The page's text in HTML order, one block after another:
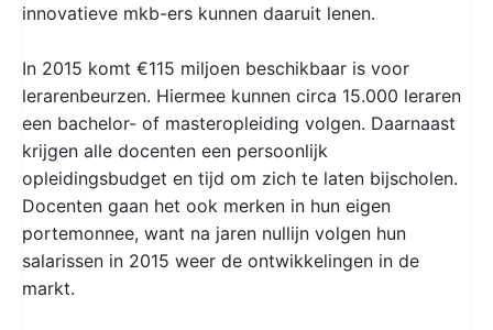
innovatieve mkb-ers kunnen daaruit lenen.
In 2015 komt €115 miljoen beschikbaar is voor
lerarenbeurzen. Hiermee kunnen circa 15.000 leraren
een bachelor- of masteropleiding volgen. Daarnaast
krijgen alle docenten een persoonlijk
opleidingsbudget en tijd om zich te laten bijscholen.
Docenten gaan het ook merken in hun eigen
portemonnee, want na jaren nullijn volgen hun
salarissen in 2015 weer de ontwikkelingen in de
markt.